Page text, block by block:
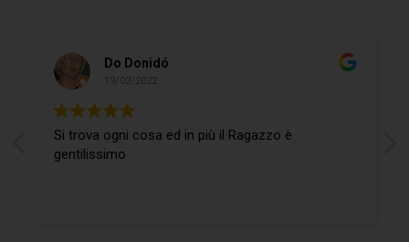
Do Donidó
19/02/2022
Si trova ogni cosa ed in più il Ragazzo è
gentilissimo